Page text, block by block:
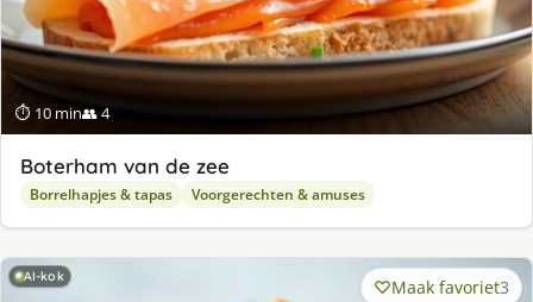
⏱ 10 min👥 4
Boterham van de zee
Borrelhapjes & tapas Voorgerechten & amuses
AI-kok Maak favoriet3